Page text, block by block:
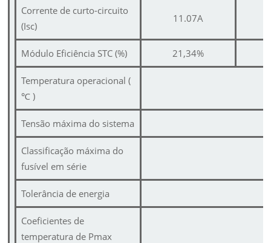
Corrente de curto-circuito
(Isc)
11.07A
Módulo Eficiência STC (%) 21,34%
Temperatura operacional (
℃)
Tensão máxima do sistema
Classificação máxima do
fusível em série
Tolerância de energia
Coeficientes de
temperatura de Pmax